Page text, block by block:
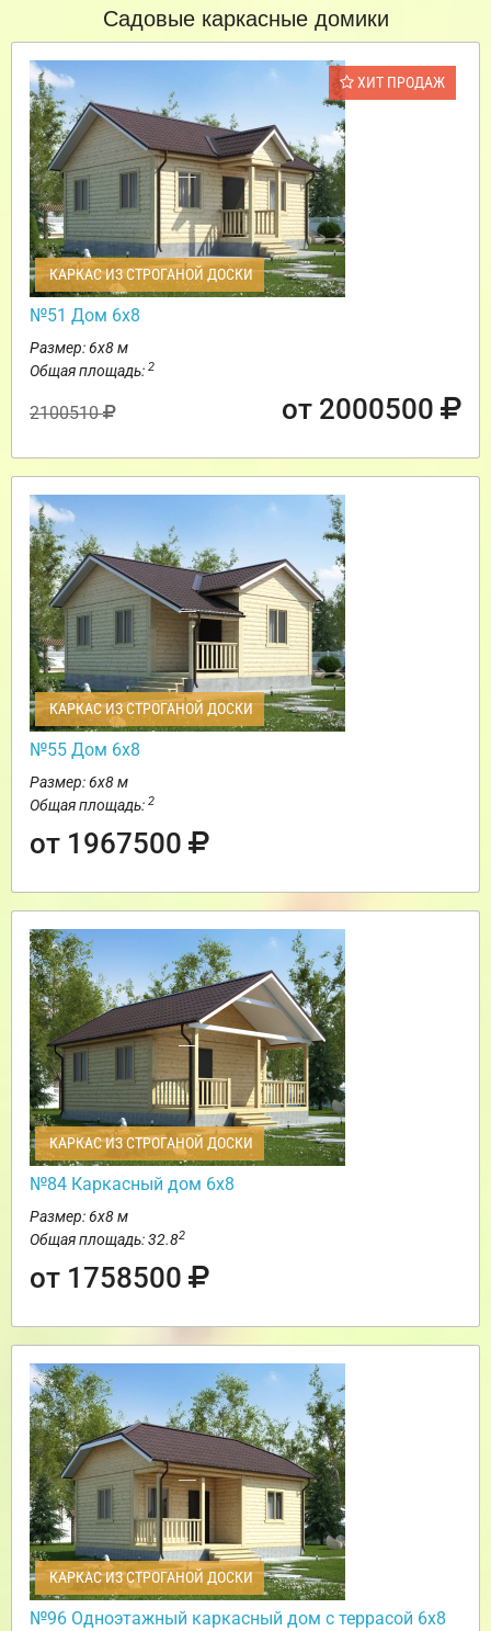
Садовые каркасные домики
ХИТ ПРОДАЖ
КАРКАС ИЗ СТРОГАНОЙ ДОСКИ
№51 Дом 6х8
Размер: 6х8 м
Общая площадь: 2
2100510 от 2000500
КАРКАС ИЗ СТРОГАНОЙ ДОСКИ
№55 Дом 6х8
Размер: 6х8 м
Общая площадь: 2
от 1967500
КАРКАС ИЗ СТРОГАНОЙ ДОСКИ
№84 Каркасный дом 6х8
Размер: 6х8 м
Общая площадь: 32.82
от 1758500
КАРКАС ИЗ СТРОГАНОЙ ДОСКИ
№96 Одноэтажный каркасный дом с террасой 6х8